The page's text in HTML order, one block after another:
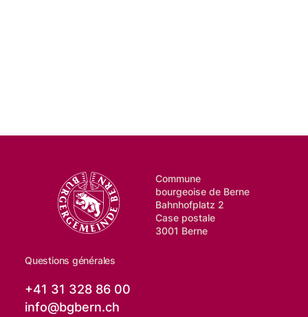
Commune
bourgeoise de Berne
Bahnhofplatz 2
Case postale
3001 Berne
Questions générales
+41 31 328 86 00
info@bgbern.ch